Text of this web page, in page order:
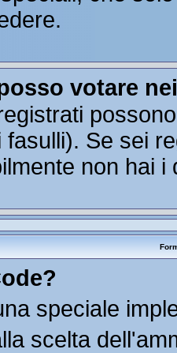
votare
fasulli). Se sei
non hai
speciale
scelta